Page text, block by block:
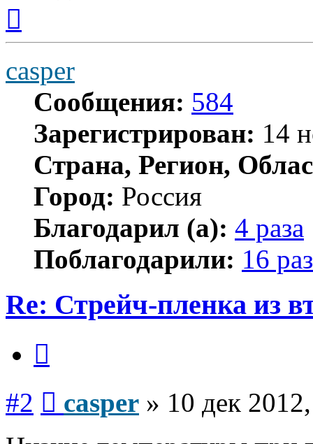
началу
casper
Сообщения: 584
Зарегистрирован: 14
Страна, Регион,
Город: Россия
Благодарил (а): 4 раза
Поблагодарили: 16 раз
Re: Стрейч-пленка из
#2 casper » 10 дек